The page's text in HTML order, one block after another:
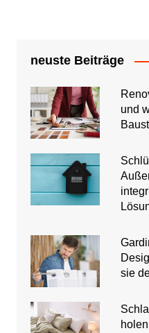
neuste Beiträge
und
sie